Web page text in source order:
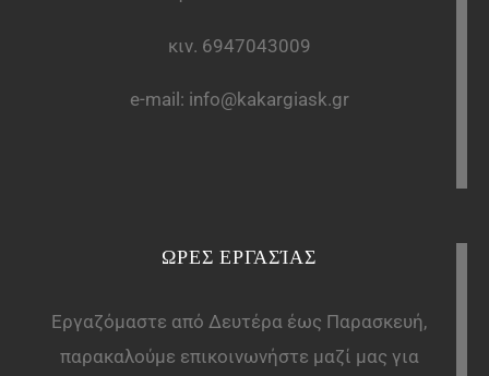
κιν. 6947043009
e-mail: info@kakargiask.gr
ΩΡΕΣ ΕΡΓΑΣΊΑΣ
Εργαζόμαστε από Δευτέρα έως Παρασκευή,
παρακαλούμε επικοινωνήστε μαζί μας για